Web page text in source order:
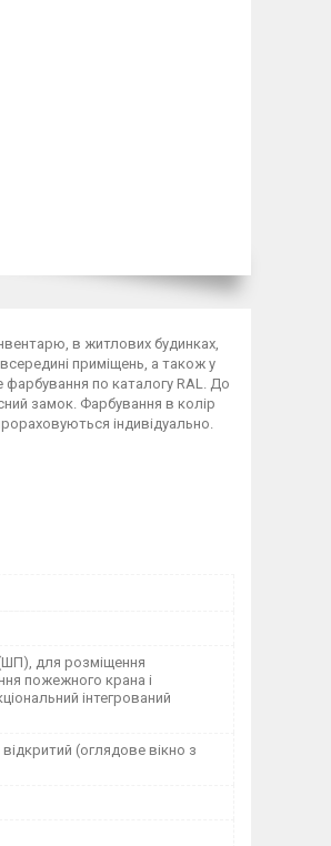
в житлових будинках,
приміщень, а також у
по каталогу RAL. До
замок. Фарбування в колір
індивідуально.
для розміщення
пожежного крана і
інтегрований
(оглядове вікно з